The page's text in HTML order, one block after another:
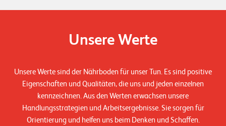
Unsere Werte
Unsere Werte sind der Nährboden für unser Tun. Es sind positive
Eigenschaften und Qualitäten, die uns und jeden einzelnen
kennzeichnen. Aus den Werten erwachsen unsere
Handlungsstrategien und Arbeitsergebnisse. Sie sorgen für
Orientierung und helfen uns beim Denken und Schaffen.